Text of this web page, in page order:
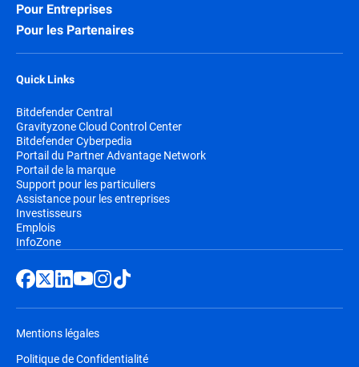
Pour Entreprises
Pour les Partenaires
Quick Links
Bitdefender Central
Gravityzone Cloud Control Center
Bitdefender Cyberpedia
Portail du Partner Advantage Network
Portail de la marque
Support pour les particuliers
Assistance pour les entreprises
Investisseurs
Emplois
InfoZone
Mentions légales
Politique de Confidentialité